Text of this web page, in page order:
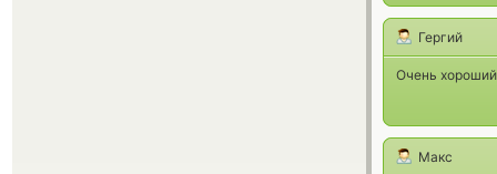
Гергий
Очень
Макс